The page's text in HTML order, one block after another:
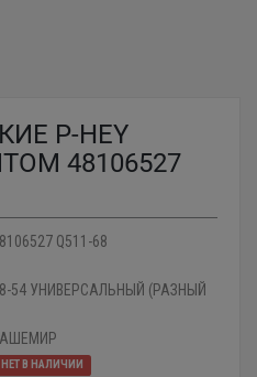
P-HEY
48106527
Q511-68
54 УНИВЕРСАЛЬНЫЙ (РАЗНЫЙ
НЕТ В НАЛИЧИИ